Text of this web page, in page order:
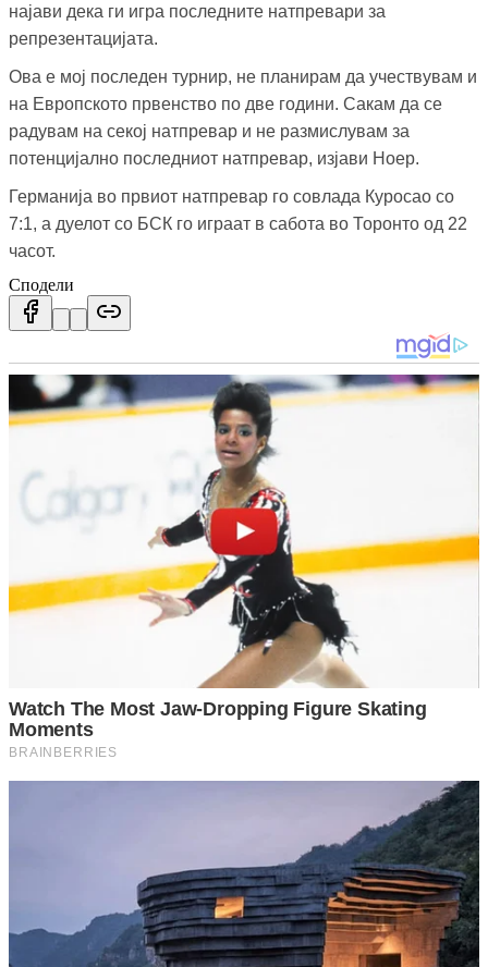
најави дека ги игра последните натпревари за
репрезентацијата.
Ова е мој последен турнир, не планирам да учествувам и
на Европското првенство по две години. Сакам да се
радувам на секој натпревар и не размислувам за
потенцијално последниот натпревар, изјави Ноер.
Германија во првиот натпревар го совлада Куросао со
7:1, а дуелот со БСК го играат в сабота во Торонто од 22
часот.
Сподели